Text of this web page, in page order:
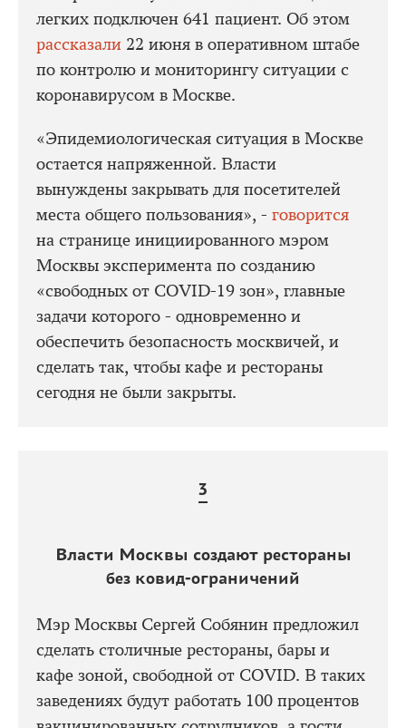
легких подключен 641 пациент. Об этом
рассказали 22 июня в оперативном штабе
по контролю и мониторингу ситуации с
коронавирусом в Москве.
«Эпидемиологическая ситуация в Москве
остается напряженной. Власти
вынуждены закрывать для посетителей
места общего пользования», - говорится
на странице инициированного мэром
Москвы эксперимента по созданию
«свободных от COVID-19 зон», главные
задачи которого - одновременно и
обеспечить безопасность москвичей, и
сделать так, чтобы кафе и рестораны
сегодня не были закрыты.
Власти Москвы создают рестораны
без ковид-ограничений
Мэр Москвы Сергей Собянин предложил
сделать столичные рестораны, бары и
кафе зоной, свободной от COVID. В таких
заведениях будут работать 100 процентов